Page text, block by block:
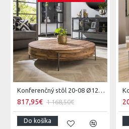
Konferenčný stôl 20-08 Ø120cm Daytona Drevo Orech-Saja
817,95€ 1 168,50€
Do košíka